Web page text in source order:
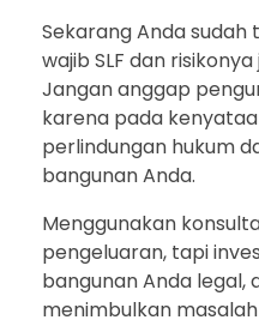
Sekarang Anda
wajib SLF dan
Jangan anggap
karena pada
perlindungan hukum
bangunan Anda.
Menggunakan
pengeluaran, tapi
bangunan Anda legal,
menimbulkan